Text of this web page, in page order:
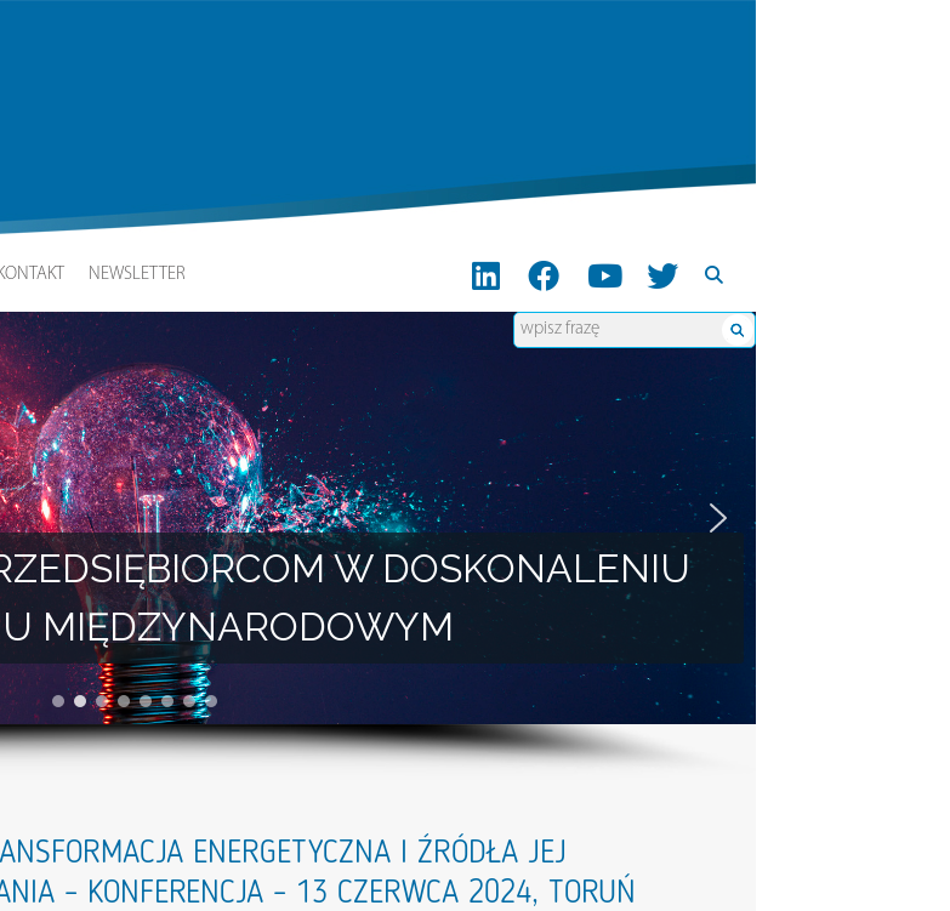
NEWSLETTER
W DOSKONALENIU
MIĘDZYNARODOWYM
ENERGETYCZNA I ŹRÓDŁA JEJ
– KONFERENCJA – 13 CZERWCA 2024, TORUŃ